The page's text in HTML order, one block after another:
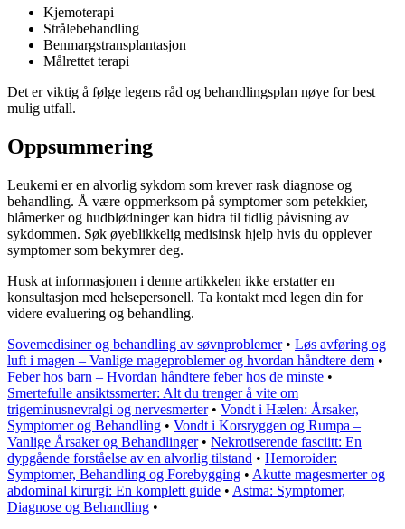
Kjemoterapi
Strålebehandling
Benmargstransplantasjon
Målrettet terapi
Det er viktig å følge legens råd og behandlingsplan nøye for best
mulig utfall.
Oppsummering
Leukemi er en alvorlig sykdom som krever rask diagnose og
behandling. Å være oppmerksom på symptomer som petekkier,
blåmerker og hudblødninger kan bidra til tidlig påvisning av
sykdommen. Søk øyeblikkelig medisinsk hjelp hvis du opplever
symptomer som bekymrer deg.
Husk at informasjonen i denne artikkelen ikke erstatter en
konsultasjon med helsepersonell. Ta kontakt med legen din for
videre evaluering og behandling.
Sovemedisiner og behandling av søvnproblemer• Løs avføring og
luft i magen – Vanlige mageproblemer og hvordan håndtere dem •
Feber hos barn – Hvordan håndtere feber hos de minste •
Smertefulle ansiktssmerter: Alt du trenger å vite om
trigeminusnevralgi og nervesmerter• Vondt i Hælen: Årsaker,
Symptomer og Behandling • Vondt i Korsryggen og Rumpa –
Vanlige Årsaker og Behandlinger• Nekrotiserende fasciitt: En
dypgående forståelse av en alvorlig tilstand • Hemoroider:
Symptomer, Behandling og Forebygging • Akutte magesmerter og
abdominal kirurgi: En komplett guide • Astma: Symptomer,
Diagnose og Behandling •